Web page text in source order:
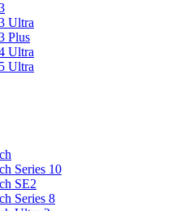
Ultra
Plus
Ultra
Ultra
Series 10
SE2
Series 8